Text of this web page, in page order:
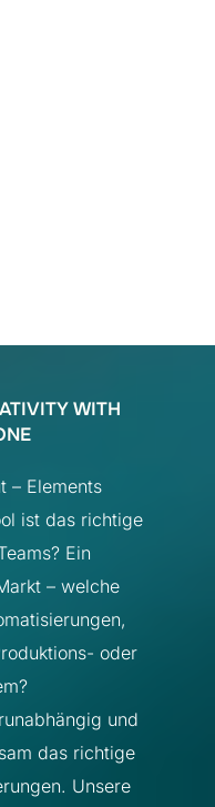
WITH
– Elements
ist das richtige
Ein
– welche
oder
und
das richtige
Unsere